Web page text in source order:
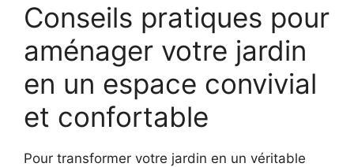
Conseils pratiques pour
aménager votre jardin
en un espace convivial
et confortable
Pour transformer votre jardin en un véritable